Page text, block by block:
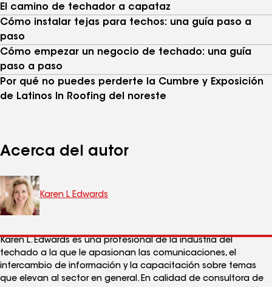
El camino de techador a capataz
Cómo instalar tejas para techos: una guía paso a
paso
Cómo empezar un negocio de techado: una guía
paso a paso
Por qué no puedes perderte la Cumbre y Exposición
de Latinos In Roofing del noreste
Acerca del autor
Karen L Edwards
Karen L. Edwards es una profesional de la industria del
techado a la que le apasionan las comunicaciones, el
intercambio de información y la capacitación sobre temas
que elevan al sector en general. En calidad de consultora de